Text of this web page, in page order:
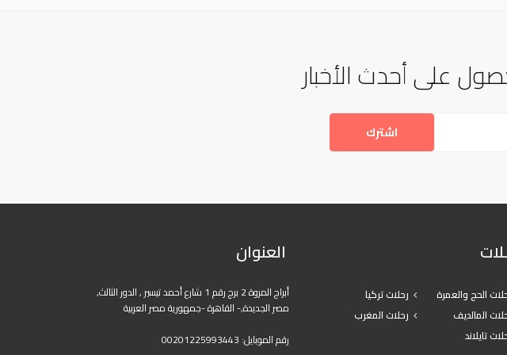
على أحدث الأخبار
الحج والعمرة
رحلات تركيا
المالديف
رحلات المغرب
تايلاند
العنوان
أبراج المروة 2 برج رقم 1 شارع أحمد تيسير , الدور الثالث,
مصر الجديدة,- القاهرة -جمهورية مصر العربية
رقم الموبايل: 00201225993443